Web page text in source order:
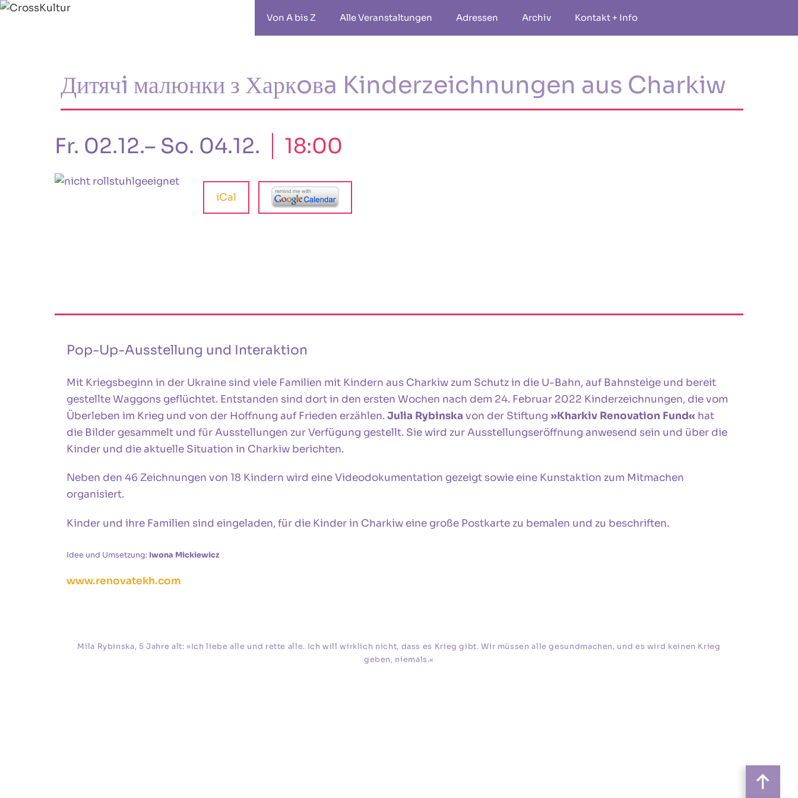
Von A bis Z Alle Veranstaltungen Adressen Archiv Kontakt + Info
Дитячi малюнки з Харкoвa Kinderzeichnungen aus Charkiw
Fr. 02.12.– So. 04.12. 18:00
iCal
Pop-Up-Ausstellung und Interaktion
Mit Kriegsbeginn in der Ukraine sind viele Familien mit Kindern aus Charkiw zum Schutz in die U-Bahn, auf Bahnsteige und bereit
gestellte Waggons geflüchtet. Entstanden sind dort in den ersten Wochen nach dem 24. Februar 2022 Kinderzeichnungen, die vom
Überleben im Krieg und von der Hoffnung auf Frieden erzählen.Julia Rybinska von der Stiftung »Kharkiv Renovation Fund« hat
die Bilder gesammelt und für Ausstellungen zur Verfügung gestellt. Sie wird zur Ausstellungseröffnung anwesend sein und über die
Kinder und die aktuelle Situation in Charkiw berichten.
Neben den 46 Zeichnungen von 18 Kindern wird eine Videodokumentation gezeigt sowie eine Kunstaktion zum Mitmachen
organisiert.
Kinder und ihre Familien sind eingeladen, für die Kinder in Charkiw eine große Postkarte zu bemalen und zu beschriften.
Idee und Umsetzung: Iwona Mickiewicz
www.renovatekh.com
Mila Rybinska, 5 Jahre alt: »Ich liebe alle und rette alle. Ich will wirklich nicht, dass es Krieg gibt. Wir müssen alle gesundmachen, und es wird keinen Krieg
geben, niemals.«